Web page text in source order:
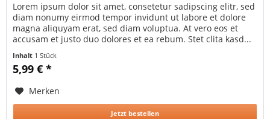
Lorem ipsum dolor sit amet, consetetur sadipscing elitr, sed
diam nonumy eirmod tempor invidunt ut labore et dolore
magna aliquyam erat, sed diam voluptua. At vero eos et
accusam et justo duo dolores et ea rebum. Stet clita kasd...
Inhalt 1 Stück
5,99 € *
Merken
Jetzt bestellen